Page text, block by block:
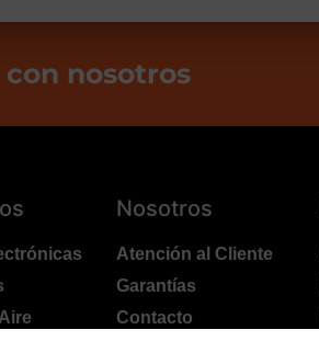
con nosotros
Nosotros
Atención al Cliente
Garantías
Contacto